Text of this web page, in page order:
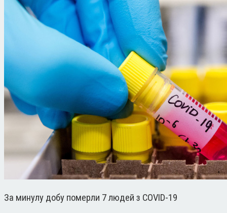
За минулу добу померли 7 людей з COVID-19